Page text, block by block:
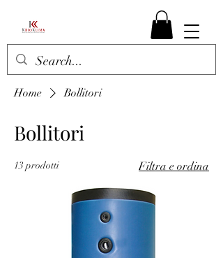
Home Bollitori
Bollitori
13 prodotti Filtra e ordina